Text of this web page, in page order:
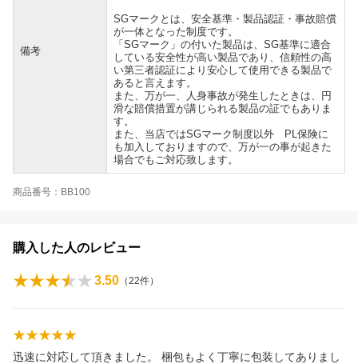
備考
SGマークとは、安全基準・製品認証・事故賠償
が一体となった制度です。
「SGマーク」の付いた製品は、SG基準に適合
している安全性が高い製品であり、信頼性の高
い第三者認証により安心して使用できる製品で
あると言えます。
また、万が一、人身事故が発生したときは、円
滑な賠償措置が講じられる製品の証でもありま
す。
また、当店ではSGマーク制度以外 PL保険に
も加入しておりますので、万が一の事が起きた
場合でもご対応致します。
商品番号：BB100
購入した人のレビュー
3.50 （22件）
迅速に対応して頂きました。 梱包もよく丁寧に包装してありまし